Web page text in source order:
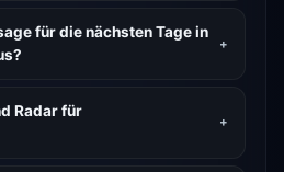
für die nächsten Tage in
Radar für